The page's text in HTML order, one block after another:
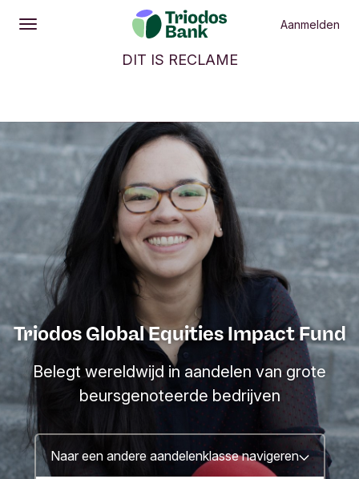
Openen
Hoofdmenu Aanmelden
DIT IS RECLAME
Triodos Global Equities Impact Fund
Belegt wereldwijd in aandelen van grote
beursgenoteerde bedrijven
Naar een andere aandelenklasse navigeren